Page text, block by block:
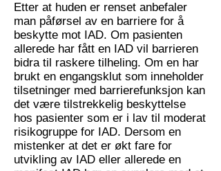
Etter at huden er renset anbefaler
man påførsel av en barriere for å
beskytte mot IAD. Om pasienten
allerede har fått en IAD vil barrieren
bidra til raskere tilheling. Om en har
brukt en engangsklut som inneholder
tilsetninger med barrierefunksjon kan
det være tilstrekkelig beskyttelse
hos pasienter som er i lav til moderat
risikogruppe for IAD. Dersom en
mistenker at det er økt fare for
utvikling av IAD eller allerede en